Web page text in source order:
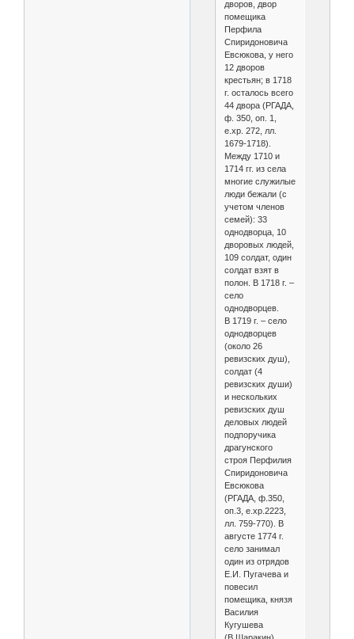
дворов, двор
помещика
Перфила
Спиридоновича
Евсюкова, у него
12 дворов
крестьян; в 1718
г. осталось всего
44 двора (РГАДА,
ф. 350, оп. 1,
е.хр. 272, лл.
1679-1718).
Между 1710 и
1714 гг. из села
многие служилые
люди бежали (с
учетом членов
семей): 33
однодворца, 10
дворовых людей,
109 солдат, один
солдат взят в
полон. В 1718 г. –
село
однодворцев.
В 1719 г. – село
однодворцев
(около 26
ревизских душ),
солдат (4
ревизских души)
и нескольких
ревизских душ
деловых людей
подпоручика
драгунского
строя Перфилия
Спиридоновича
Евсюкова
(РГАДА, ф.350,
оп.3, е.хр.2223,
лл. 759-770). В
августе 1774 г.
село занимал
один из отрядов
Е.И. Пугачева и
повесил
помещика, князя
Василия
Кугушева